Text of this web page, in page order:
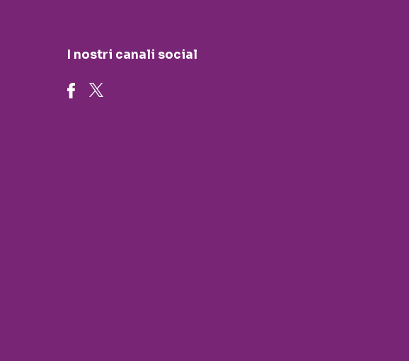
I nostri canali social